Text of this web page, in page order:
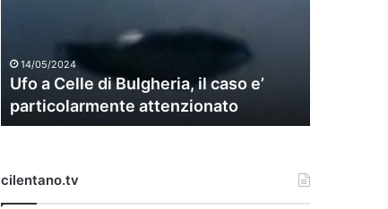
i
l
g
14/05/2024
Ufo a Celle di Bulgheria, il caso e’
particolarmente attenzionato
cilentano.tv